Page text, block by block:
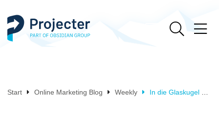
Start Online Marketing Blog Weekly In die Glaskugel geschaut: Unser Online Marketing Ausblick auf 2025 💫 | Projecter Weekly #51 2024